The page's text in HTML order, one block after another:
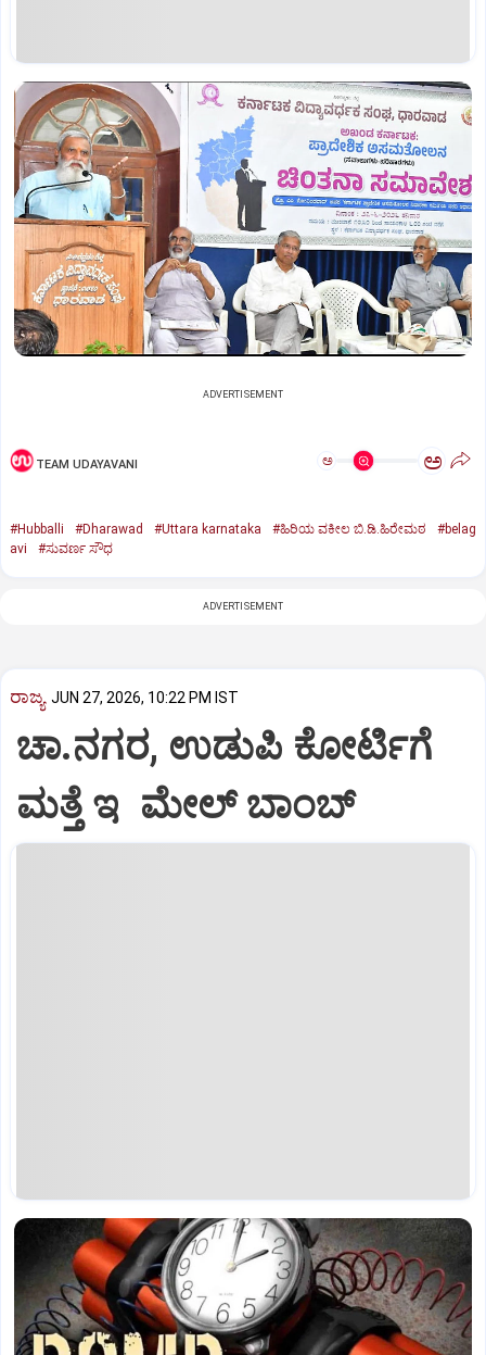
ADVERTISEMENT
TEAM UDAYAVANI ಅ ಅ
#Hubballi #Dharawad #Uttara karnataka #ಹಿರಿಯ ವಕೀಲ ಬಿ.ಡಿ.ಹಿರೇಮಠ
#belag
avi
#ಸುವರ್ಣ ಸೌಧ
ADVERTISEMENT
ರಾಜ್ಯ JUN 27, 2026, 10:22 PM IST
ಚಾ.ನಗರ, ಉಡುಪಿ ಕೋರ್ಟಿಗೆ
ಮತ್ತೆ ಇ ಮೇಲ್‌ ಬಾಂಬ್